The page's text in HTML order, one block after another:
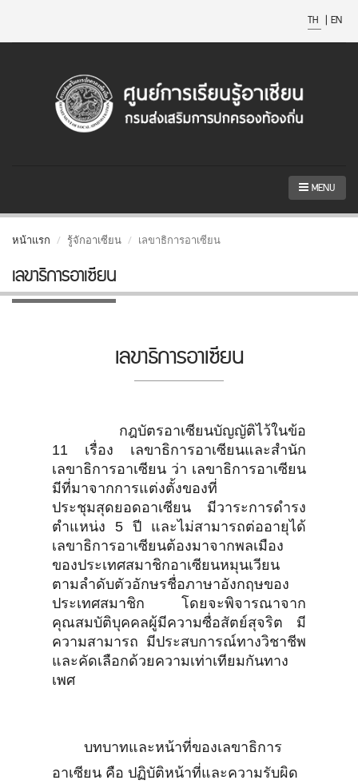
TH | EN
MENU
หน้าแรก รู้จักอาเซียน เลขาธิการอาเซียน
เลขาธิการอาเซียน
เลขาธิการอาเซียน
กฎบัตรอาเซียนบัญญัติไว้ในข้อ
11 เรื่อง เลขาธิการอาเซียนและสำนัก
เลขาธิการอาเซียน ว่า เลขาธิการอาเซียน
มีที่มาจากการแต่งตั้งของที่
ประชุมสุดยอดอาเซียน มีวาระการดำรง
ตำแหน่ง 5 ปี และไม่สามารถต่ออายุได้
เลขาธิการอาเซียนต้องมาจากพลเมือง
ของประเทศสมาชิกอาเซียนหมุนเวียน
ตามลำดับตัวอักษรชื่อภาษาอังกฤษของ
ประเทศสมาชิก โดยจะพิจารณาจาก
คุณสมบัติบุคคลผู้มีความซื่อสัตย์สุจริต มี
ความสามารถ มีประสบการณ์ทางวิชาชีพ
และคัดเลือกด้วยความเท่าเทียมกันทาง
เพศ
บทบาทและหน้าที่ของเลขาธิการ
อาเซียน คือ ปฏิบัติหน้าที่และความรับผิด